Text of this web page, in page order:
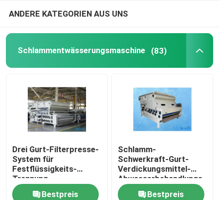
ANDERE KATEGORIEN AUS UNS
Schlammentwässerungsmaschine (83)
Drei Gurt-Filterpresse-
System für
Festflüssigkeits-
Trennung
Bestpreis
Schlamm-
Schwerkraft-Gurt-
Verdickungsmittel-
Abwasserbehandlungs-
Entwässerung
Bestpreis